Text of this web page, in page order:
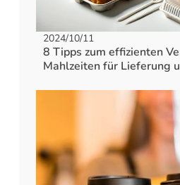
2024/10/11
8 Tipps zum effizienten
Mahlzeiten für Lieferung